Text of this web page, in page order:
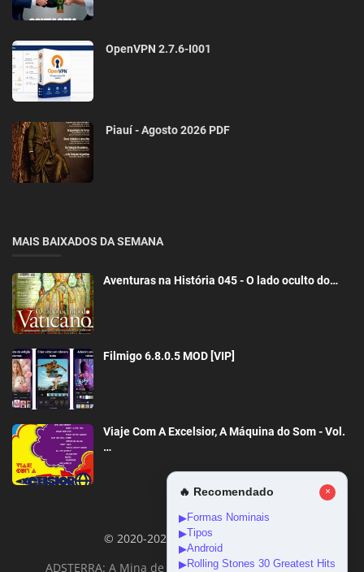
OpenVPN 2.7.6-I001
Piauí - Agosto 2026 PDF
MAIS BAIXADOS DA SEMANA
Aventuras na História 045 - O lado oculto do…
Filmigo 6.8.0.5 MOD [VIP]
Viaje Com A Excelsior, A Máquina do Som - Vol.
…
© 2020-2026 DownloadGeral
ADSTERRA: A Mina de Ouro da Monetização Online
🔥 Recomendado ×
▶Formas Nominais
▶Tipos
▶Android
▶Rolling Stones 30 Greatest Hits